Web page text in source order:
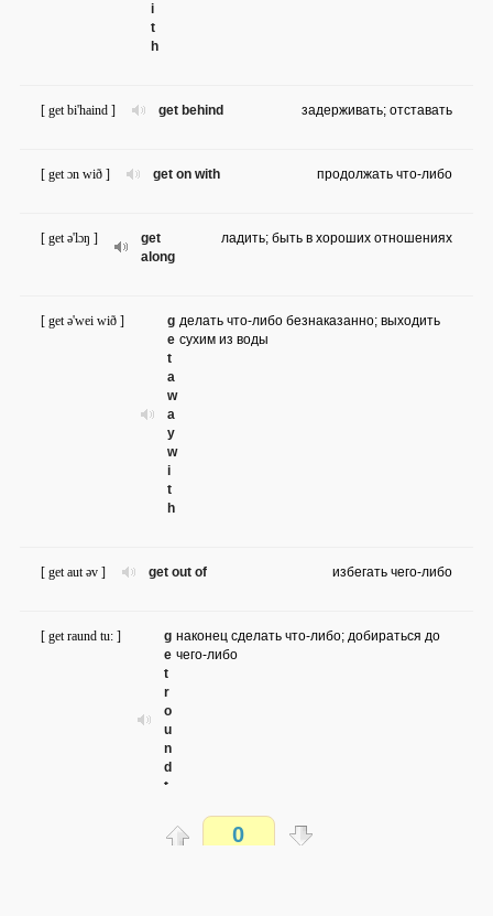
i
t
h
get behind
[ get bi'haind ] задерживать; отставать
get on with
[ get ɔn wið ] продолжать что-либо
get
along
[ get ə'lɔŋ ] ладить; быть в хороших отношениях
g
e
t
a
w
a
y
w
i
t
h
[ get ə'wei wið ]
делать что-либо безнаказанно; выходить
сухим из воды
get out of
[ get aut əv ] избегать чего-либо
g
e
t
r
o
u
n
d
t
[ get raund tu: ]
наконец сделать что-либо; добираться до
чего-либо
0